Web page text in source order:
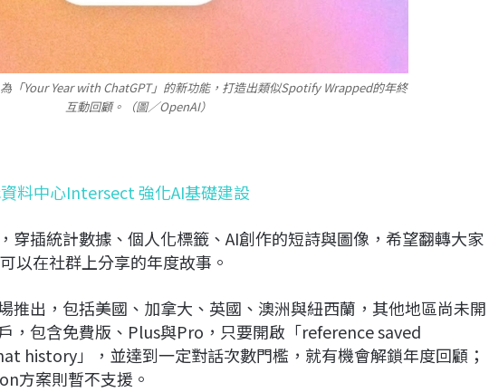
「Your Year with ChatGPT」的新功能，打造出類似Spotify Wrapped的年終
互動回顧。（圖／OpenAI）
料中心Intersect 強化AI基礎建設
穿插統計數據、個人化標籤、AI創作的短詩與圖像，希望翻轉大家
以在社群上分享的年度故事。
推出，包括美國、加拿大、英國、澳洲與紐西蘭，其他地區尚未開
，包含免費版、Plus與Pro，只要開啟「reference saved
history」，並達到一定對話次數門檻，就有機會解鎖年度回顧；
方案則暫不支援。